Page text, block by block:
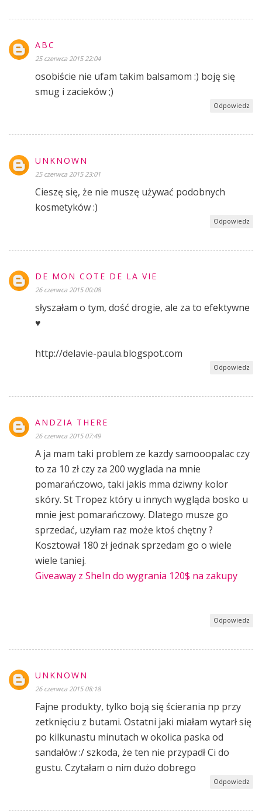
ABC
25 czerwca 2015 22:04
osobiście nie ufam takim balsamom :) boję się
smug i zacieków ;)
Odpowiedz
UNKNOWN
25 czerwca 2015 23:01
Cieszę się, że nie muszę używać podobnych
kosmetyków :)
Odpowiedz
DE MON COTE DE LA VIE
26 czerwca 2015 00:08
słyszałam o tym, dość drogie, ale za to efektywne
♥
http://delavie-paula.blogspot.com
Odpowiedz
ANDZIA THERE
26 czerwca 2015 07:49
A ja mam taki problem ze kazdy samooopalac czy
to za 10 zł czy za 200 wyglada na mnie
pomarańczowo, taki jakis mma dziwny kolor
skóry. St Tropez który u innych wygląda bosko u
mnie jest pomarańczowy. Dlatego musze go
sprzedać, uzyłam raz może ktoś chętny ?
Kosztował 180 zł jednak sprzedam go o wiele
wiele taniej.
Giveaway z SheIn do wygrania 120$ na zakupy
Odpowiedz
UNKNOWN
26 czerwca 2015 08:18
Fajne produkty, tylko boją się ścierania np przy
zetknięciu z butami. Ostatni jaki miałam wytarł się
po kilkunastu minutach w okolica paska od
sandałów :/ szkoda, że ten nie przypadł Ci do
gustu. Czytałam o nim dużo dobrego
Odpowiedz